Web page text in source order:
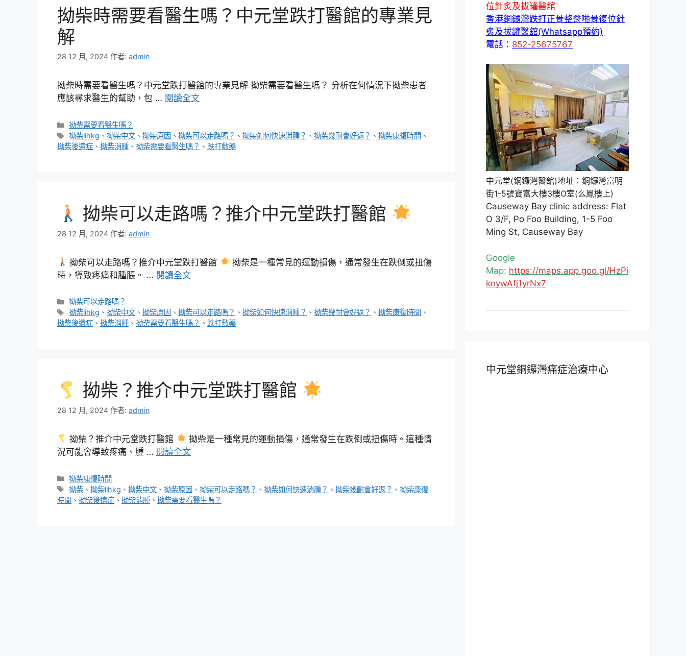
拗柴時需要看醫生嗎？中元堂跌打醫館的專業見
解
28 12 月, 2024 作者: admin
拗柴時需要看醫生嗎？中元堂跌打醫館的專業見解 拗柴需要看醫生嗎？ 分析在何情況下拗柴患者
應該尋求醫生的幫助，包 … 閱讀全文
分
類
拗柴需要看醫生嗎？
標
籤
拗柴lihkg 、拗柴中文 、拗柴原因 、拗柴可以走路嗎？ 、拗柴如何快速消腫？ 、拗柴幾耐會好返？ 、拗柴康復時間 、
拗柴後遺症 、 拗柴消腫 、 拗柴需要看醫生嗎？ 、 跌打敷藥
拗柴可以走路嗎？推介中元堂跌打醫館
28 12 月, 2024 作者: admin
拗柴可以走路嗎？推介中元堂跌打醫館
拗柴是一種常見的運動損傷，通常發生在跌倒或扭傷
時，導致疼痛和腫脹。 … 閱讀全文
分
類
拗柴可以走路嗎？
標
籤
拗柴lihkg 、拗柴中文 、拗柴原因 、拗柴可以走路嗎？ 、拗柴如何快速消腫？ 、拗柴幾耐會好返？ 、拗柴康復時間 、
拗柴後遺症 、 拗柴消腫 、 拗柴需要看醫生嗎？ 、 跌打敷藥
拗柴？推介中元堂跌打醫館
28 12 月, 2024 作者: admin
拗柴？推介中元堂跌打醫館
拗柴是一種常見的運動損傷，通常發生在跌倒或扭傷時。這種情
況可能會導致疼痛、腫 … 閱讀全文
分
類
拗柴康復時間
標
籤
拗柴 、拗柴lihkg 、拗柴中文 、拗柴原因 、拗柴可以走路嗎？ 、拗柴如何快速消腫？ 、拗柴幾耐會好返？ 、拗柴康復
時間 、 拗柴後遺症 、 拗柴消腫 、 拗柴需要看醫生嗎？
位針炙及拔罐醫舘
香港銅鑼灣跌打正骨整脊啪骨復位針
炙及拔罐醫舘(Whatsapp預約)
電話： 852-25675767
中元堂(銅鑼灣醫舘)地址：銅鑼灣富明
街1-5號寶富大樓3樓O室(么鳳樓上)
Causeway Bay clinic address: Flat
O 3/F, Po Foo Building, 1-5 Foo
Ming St, Causeway Bay
Google
Map: https://maps.app.goo.gl/HzPi
knywAfj1yrNx7
中元堂銅鑼灣痛症治療中心